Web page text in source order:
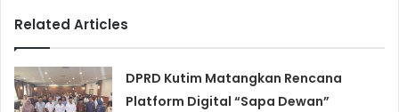
Related Articles
DPRD Kutim Matangkan Rencana
Platform Digital “Sapa Dewan”